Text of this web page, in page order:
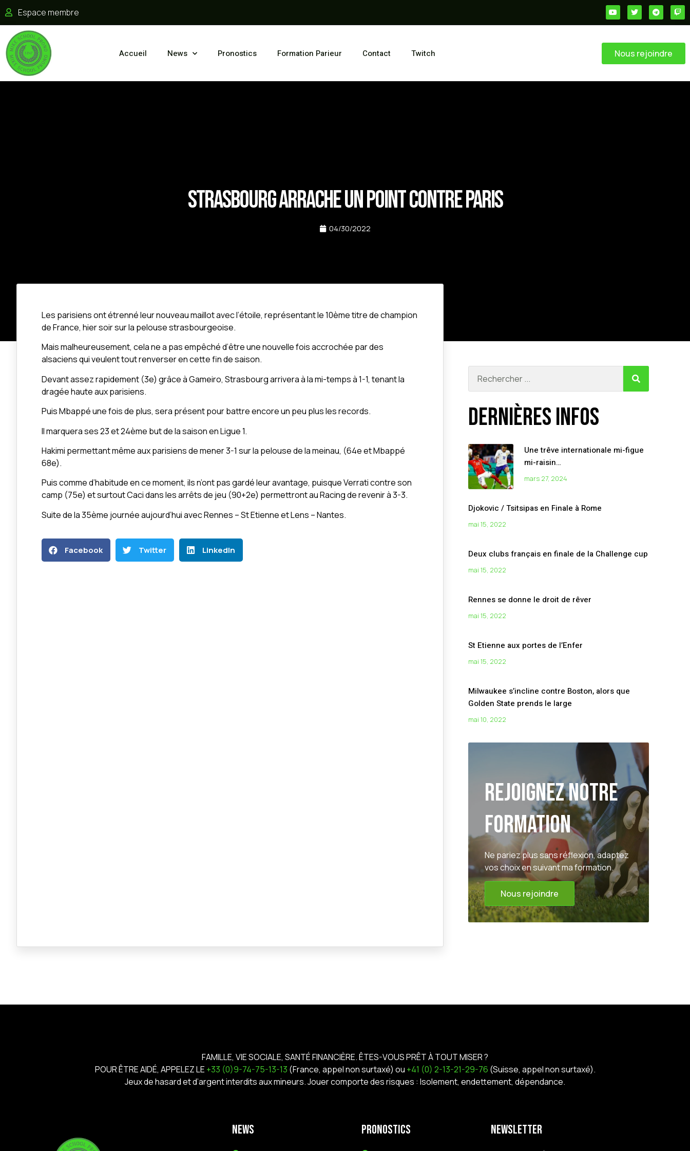
Espace membre
Accueil News Pronostics Formation Parieur Contact Twitch Nous rejoindre
Strasbourg arrache un point contre Paris
04/30/2022
Les parisiens ont étrenné leur nouveau maillot avec l’étoile, représentant le 10ème titre de champion
de France, hier soir sur la pelouse strasbourgeoise.
Mais malheureusement, cela ne a pas empêché d’être une nouvelle fois accrochée par des
alsaciens qui veulent tout renverser en cette fin de saison.
Devant assez rapidement (3e) grâce à Gameiro, Strasbourg arrivera à la mi-temps à 1-1, tenant la
dragée haute aux parisiens.
Puis Mbappé une fois de plus, sera présent pour battre encore un peu plus les records.
Il marquera ses 23 et 24ème but de la saison en Ligue 1.
Hakimi permettant même aux parisiens de mener 3-1 sur la pelouse de la meinau, (64e et Mbappé
68e).
Puis comme d’habitude en ce moment, ils n’ont pas gardé leur avantage, puisque Verrati contre son
camp (75e) et surtout Caci dans les arrêts de jeu (90+2e) permettront au Racing de revenir à 3-3.
Suite de la 35ème journée aujourd’hui avec Rennes – St Etienne et Lens – Nantes.
Facebook Twitter LinkedIn
Dernières infos
Une trêve internationale mi-figue
mi-raisin…
mars 27, 2024
Djokovic / Tsitsipas en Finale à Rome
mai 15, 2022
Deux clubs français en finale de la Challenge cup
mai 15, 2022
Rennes se donne le droit de rêver
mai 15, 2022
St Etienne aux portes de l’Enfer
mai 15, 2022
Milwaukee s’incline contre Boston, alors que
Golden State prends le large
mai 10, 2022
Rejoignez notre
formation
Ne pariez plus sans réflexion, adaptez
vos choix en suivant ma formation.
Nous rejoindre
FAMILLE, VIE SOCIALE, SANTÉ FINANCIÈRE. ÊTES-VOUS PRÊT À TOUT MISER ?
POUR ÊTRE AIDÉ, APPELEZ LE +33 (0)9-74-75-13-13 (France, appel non surtaxé) ou +41 (0) 2-13-21-29-76 (Suisse, appel non surtaxé).
Jeux de hasard et d’argent interdits aux mineurs. Jouer comporte des risques : Isolement, endettement, dépendance.
News Pronostics Newsletter